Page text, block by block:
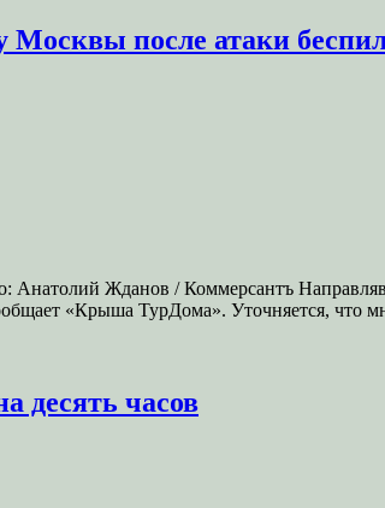
Москвы после атаки
Анатолий Жданов / Коммерсантъ
«Крыша ТурДома». Уточняется, что
десять часов